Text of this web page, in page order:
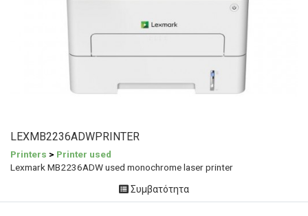
LEXMB2236ADWPRINTER
Printers > Printer used
Lexmark MΒ2236ADW used monochrome laser printer
Συμβατότητα